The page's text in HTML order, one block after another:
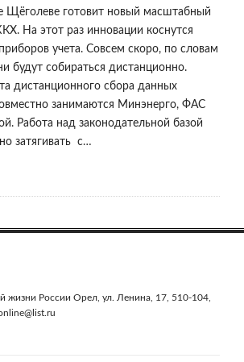
Щёголеве готовит новый масштабный
На этот раз инновации коснутся
учета. Совсем скоро, по словам
будут собираться дистанционно.
дистанционного сбора данных
занимаются Минэнерго, ФАС
Работа над законодательной базой
затягивать с…
жизни России Орел, ул. Ленина, 17, 510-104,